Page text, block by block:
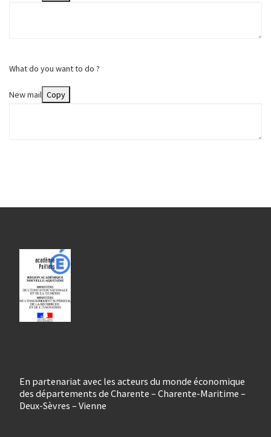
What do you want to do ?
New mail Copy
En partenariat avec les acteurs du monde économique
des départements de Charente – Charente-Maritime –
Deux-Sèvres – Vienne